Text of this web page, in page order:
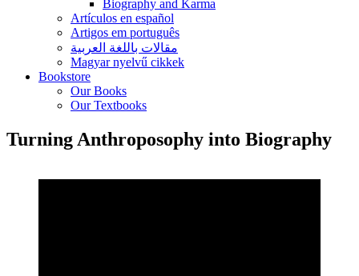
Biography and Karma
Artículos en español
Artigos em português
مقالات باللغة العربية
Magyar nyelvű cikkek
Bookstore
Our Books
Our Textbooks
Turning Anthroposophy into Biography